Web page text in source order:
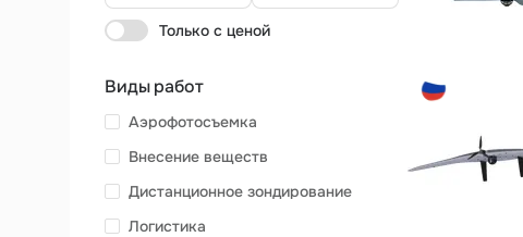
Только с ценой
Виды работ
Аэрофотосъемка
Внесение веществ
Дистанционное зондирование
Логистика